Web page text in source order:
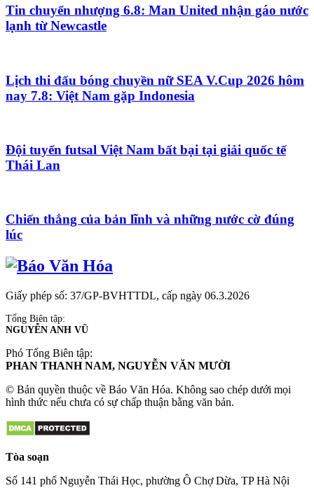
Tin chuyển nhượng 6.8: Man United nhận gáo nước
lạnh từ Newcastle
Lịch thi đấu bóng chuyền nữ SEA V.Cup 2026 hôm
nay 7.8: Việt Nam gặp Indonesia
Đội tuyển futsal Việt Nam bất bại tại giải quốc tế
Thái Lan
Chiến thắng của bản lĩnh và những nước cờ đúng
lúc
Giấy phép số: 37/GP-BVHTTDL, cấp ngày 06.3.2026
Tổng Biên tập:
NGUYỄN ANH VŨ
Phó Tổng Biên tập:
PHAN THANH NAM, NGUYỄN VĂN MƯỜI
© Bản quyền thuộc về Báo Văn Hóa. Không sao chép dưới mọi
hình thức nếu chưa có sự chấp thuận bằng văn bản.
Tòa soạn
Số 141 phố Nguyễn Thái Học, phường Ô Chợ Dừa, TP Hà Nội